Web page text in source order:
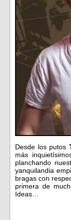
Desde los putos
más
planchando
yanquilandia
bragas con
primera de
Ideas…